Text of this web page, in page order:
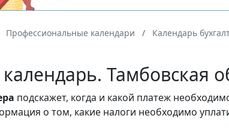
Профессиональные календари
Календарь
Тамбовская
подскажет, когда и какой платеж
о том, какие налоги необходимо